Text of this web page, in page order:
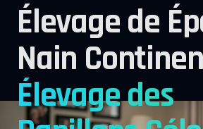
Élevage de
Nain
Élevage des